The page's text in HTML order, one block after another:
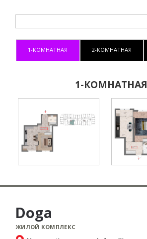
1-КОМНАТНАЯ 2-КОМНАТНАЯ
1-КОМНАТНАЯ
Doga
ЖИЛОЙ КОМПЛЕКС